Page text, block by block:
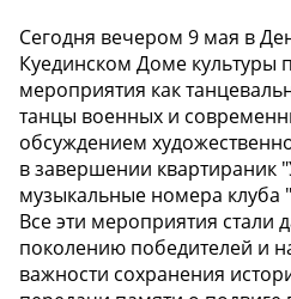
Сегодня вечером 9 мая в
Куединском Доме
мероприятия как
танцы военных и
обсуждением
в завершении
музыкальные номера клуба
Все эти мероприятия стали
поколению победителей и
важности сохранения